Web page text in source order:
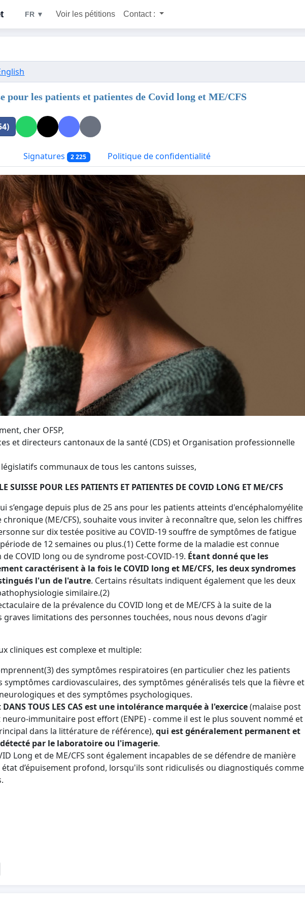
FR ▼ Voir les pétitions Contact :
pour les patients et patientes de Covid long et ME/CFS
Signatures 2 225 Politique de confidentialité
cher OFSP,
et directeurs cantonaux de la santé (CDS) et Organisation professionnelle
communaux de tous les cantons suisses,
SUISSE POUR LES PATIENTS ET PATIENTES DE COVID LONG ET ME/CFS
s’engage depuis plus de 25 ans pour les patients atteints d'encéphalomyélite
(ME/CFS), souhaite vous inviter à reconnaître que, selon les chiffres
sur dix testée positive au COVID-19 souffre de symptômes de fatigue
de 12 semaines ou plus.(1) Cette forme de la maladie est connue
COVID long ou de syndrome post-COVID-19. Étant donné que les
caractérisent à la fois le COVID long et ME/CFS, les deux syndromes
l'un de l'autre. Certains résultats indiquent également que les deux
similaire.(2)
de la prévalence du COVID long et de ME/CFS à la suite de la
limitations des personnes touchées, nous nous devons d'agir
cliniques est complexe et multiple:
des symptômes respiratoires (en particulier chez les patients
symptômes cardiovasculaires, des symptômes généralisés tels que la fièvre et
et des symptômes psychologiques.
TOUS LES CAS est une intolérance marquée à l'exercice(malaise post
immunitaire post effort (ENPE) - comme il est le plus souvent nommé et
dans la littérature de référence), qui est généralement permanent et
par le laboratoire ou l'imagerie.
Long et de ME/CFS sont également incapables de se défendre de manière
d’épuisement profond, lorsqu'ils sont ridiculisés ou diagnostiqués comme
l'exercice, qui cause souvent de grands dommages consécutifs. Des
pourraient donc également être appliquées à tort au COVID long.
de COVID long. Le taux de suicide déjà élevé des patients souffrant de
encore plus élevé en raison de ces erreurs de jugement du système.